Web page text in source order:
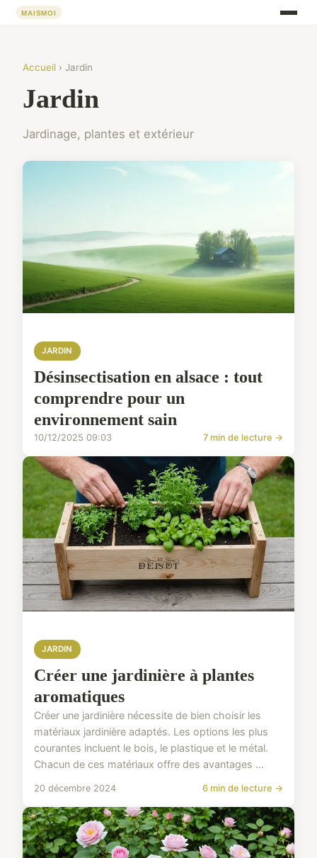
Accueil › Jardin
Jardin
Jardinage, plantes et extérieur
JARDIN
Désinsectisation en alsace : tout
comprendre pour un
environnement sain
10/12/2025 09:03 7 min de lecture →
JARDIN
Créer une jardinière à plantes
aromatiques
Créer une jardinière nécessite de bien choisir les
matériaux jardinière adaptés. Les options les plus
courantes incluent le bois, le plastique et le métal.
Chacun de ces matériaux offre des avantages ...
20 décembre 2024 6 min de lecture →